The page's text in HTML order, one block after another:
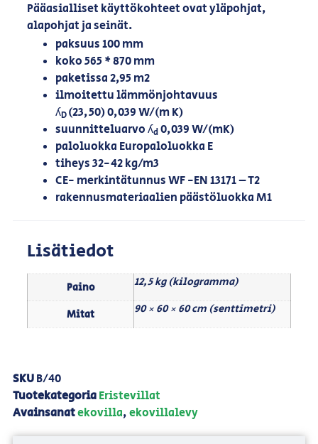
Pääasialliset käyttökohteet ovat yläpohjat,
alapohjat ja seinät.
paksuus 100 mm
koko 565 * 870 mm
paketissa 2,95 m2
ilmoitettu lämmönjohtavuus
ʎD(23,50) 0,039 W/(m K)
suunnitteluarvo ʎd0,039 W/(mK)
paloluokka Europaloluokka E
tiheys 32-42 kg/m3
CE- merkintätunnus WF -EN 13171 – T2
rakennusmateriaalien päästöluokka M1
Lisätiedot
Paino 12,5 kg (kilogramma)
Mitat 90 × 60 × 60 cm (senttimetri)
SKUB/40
TuotekategoriaEristevillat
Avainsanatekovilla,ekovillalevy